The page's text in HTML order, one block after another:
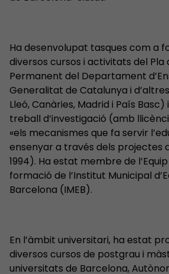
Ha desenvolupat tasques com a
diversos cursos i activitats del Pla
Permanent del Departament
Generalitat de Catalunya i
Lleó, Canàries, Madrid i País
treball d’investigació (amb
«els mecanismes que fa servir
ensenyar a través dels projectes
1994). Ha estat membre de
formació de l’Institut Municipal
Barcelona (IMEB).
En l’àmbit universitari, ha estat
diversos cursos de postgrau i
universitats de Barcelona,